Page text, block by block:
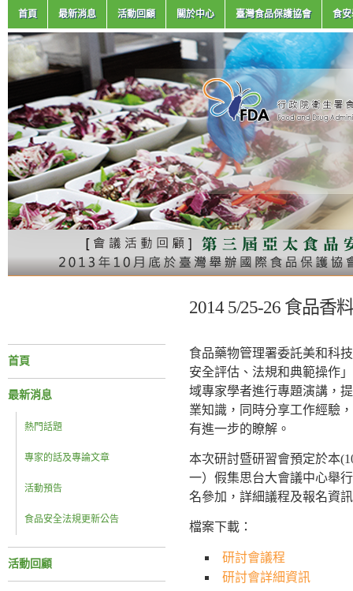
首頁 最新消息 活動回顧 關於中心 臺灣食品保護協會 食
2014 5/25-26 食品香
首頁
最新消息
熱門話題
專家的話及專論文章
活動預告
食品安全法規更新公告
活動回顧
食品藥物管理署委託美和科
安全評估、法規和典範操作
域專家學者進行專題演講，
業知識，同時分享工作經驗
有進一步的瞭解。
本次研討暨研習會預定於本
一）假集思台大會議中心舉
名參加，詳細議程及報名資
檔案下載：
研討會議程
研討會詳細資訊